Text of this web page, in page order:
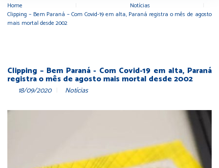
Home Notícias
Clipping – Bem Paraná – Com Covid-19 em alta, Paraná registra o mês de agosto
mais mortal desde 2002
Clipping – Bem Paraná - Com Covid-19 em alta, Paraná
registra o mês de agosto mais mortal desde 2002
18/09/2020 Notícias